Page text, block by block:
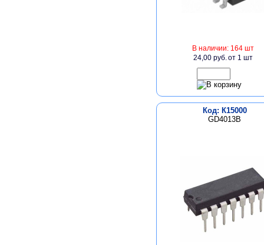
В наличии: 164 шт
24,00 руб.от 1 шт
Код: К15000
GD4013B